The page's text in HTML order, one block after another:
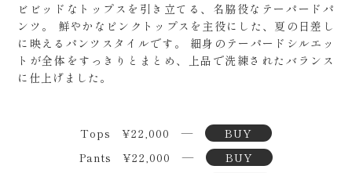
ビビッドなトップスを引き立てる、名脇役なテーパードパ
ンツ。
鮮やかなピンクトップスを主役にした、夏の日差し
に映えるパンツスタイルです。
細身のテーパードシルエッ
トが全体をすっきりとまとめ、上品で洗練されたバランス
に仕上げました。
Tops ¥22,000 ―
BUY
Pants ¥22,000 ―
BUY